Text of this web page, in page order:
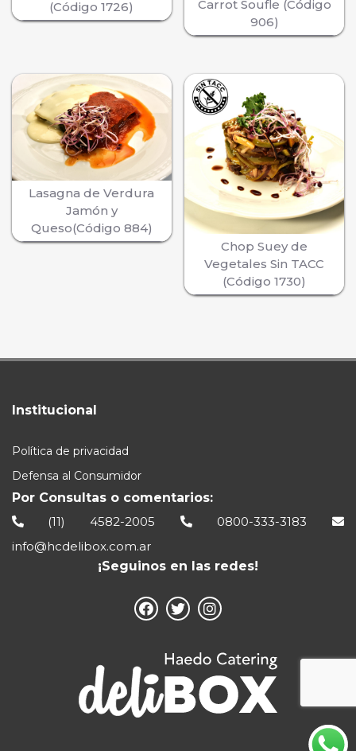
(Código 1726)
Carrot Soufle (Código
906)
Lasagna de Verdura
Jamón y
Queso(Código 884)
Chop Suey de
Vegetales Sin TACC
(Código 1730)
Institucional
Política de privacidad
Defensa al Consumidor
Por Consultas o comentarios:
(11) 4582-2005
0800-333-3183
info@hcdelibox.com.ar
¡Seguinos en las redes!